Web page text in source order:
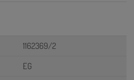
1162369/2
EG